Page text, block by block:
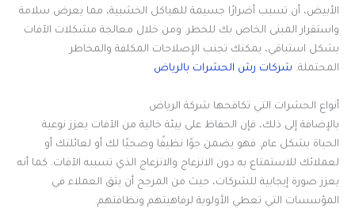
الأبيض، أن تسبب أضرارًا جسيمة للهياكل الخشبية، مما يعرض سلامة
واستقرار المبنى الخاص بك للخطر. ومن خلال معالجة مشكلات الآفات
بشكل استباقي، يمكنك تجنب الإصلاحات المكلفة والمخاطر
المحتملة. شركات رش الحشرات بالرياض
أنواع الحشرات التي تكافحها شركة الرياض
بالإضافة إلى ذلك، فإن الحفاظ على بيئة خالية من الآفات يعزز نوعية
الحياة بشكل عام. فهو يضمن جوًا نظيفًا وصحيًا لك أو لعائلتك أو
لعملائك للاستمتاع به دون الانزعاج والانزعاج الذي تسببه الآفات. كما أنه
يعزز صورة إيجابية للشركات، حيث من المرجح أن يثق العملاء في
المؤسسات التي تعطي الأولوية لرفاهيتهم ونظافتهم.